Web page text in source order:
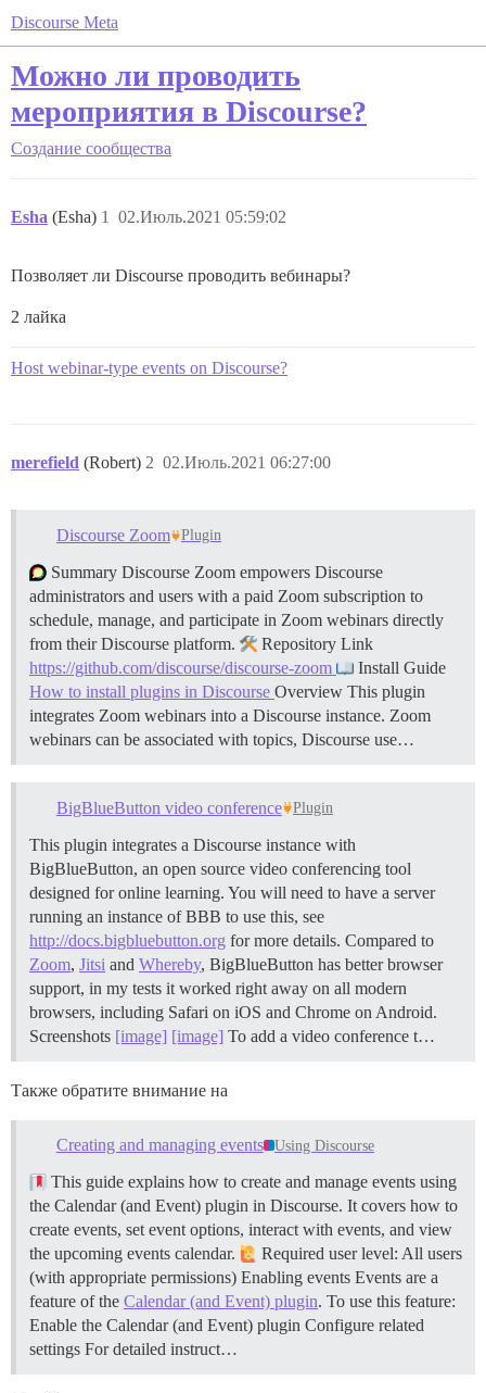
Discourse Meta
Можно ли проводить
мероприятия в Discourse?
Создание сообщества
Esha (Esha) 02.Июль.2021 05:59:02
1
Позволяет ли Discourse проводить вебинары?
2 лайка
Host webinar-type events on Discourse?
merefield (Robert) 02.Июль.2021 06:27:00
2
Discourse Zoom Plugin
Summary Discourse Zoom empowers Discourse
administrators and users with a paid Zoom subscription to
schedule, manage, and participate in Zoom webinars directly
from their Discourse platform.
Repository Link
https://github.com/discourse/discourse-zoom
Install Guide
How to install plugins in Discourse Overview This plugin
integrates Zoom webinars into a Discourse instance. Zoom
webinars can be associated with topics, Discourse use…
BigBlueButton video conference Plugin
This plugin integrates a Discourse instance with
BigBlueButton, an open source video conferencing tool
designed for online learning. You will need to have a server
running an instance of BBB to use this, see
http://docs.bigbluebutton.org for more details. Compared to
Zoom, Jitsi and Whereby, BigBlueButton has better browser
support, in my tests it worked right away on all modern
browsers, including Safari on iOS and Chrome on Android.
Screenshots [image] [image] To add a video conference t…
Также обратите внимание на
Creating and managing events Using Discourse
This guide explains how to create and manage events using
the Calendar (and Event) plugin in Discourse. It covers how to
create events, set event options, interact with events, and view
the upcoming events calendar.
Required user level: All users
(with appropriate permissions) Enabling events Events are a
feature of the Calendar (and Event) plugin. To use this feature:
Enable the Calendar (and Event) plugin Configure related
settings For detailed instruct…